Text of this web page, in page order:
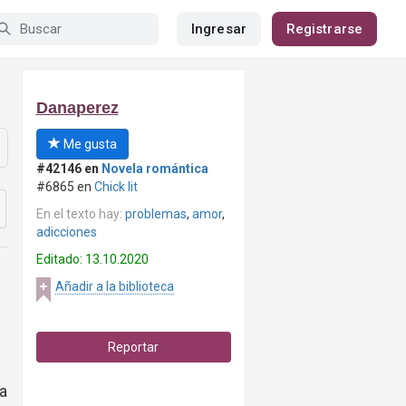
Ingresar Registrarse
Danaperez
Me gusta
#42146 en Novela romántica
#6865 en Chick lit
En el texto hay: problemas, amor,
adicciones
Editado: 13.10.2020
Añadir a la biblioteca
Reportar